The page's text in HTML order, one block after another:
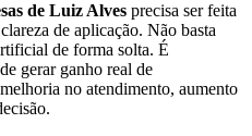
de Luiz Alves precisa ser feita
de aplicação. Não basta
de forma solta. É
gerar ganho real de
no atendimento, aumento